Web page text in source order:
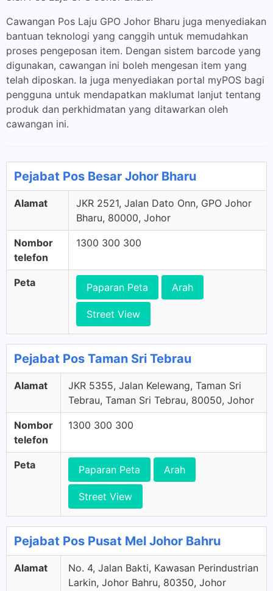
Cawangan Pos Laju GPO Johor Bharu juga menyediakan
bantuan teknologi yang canggih untuk memudahkan
proses pengeposan item. Dengan sistem barcode yang
digunakan, cawangan ini boleh mengesan item yang
telah diposkan. Ia juga menyediakan portal myPOS bagi
pengguna untuk mendapatkan maklumat lanjut tentang
produk dan perkhidmatan yang ditawarkan oleh
cawangan ini.
Pejabat Pos Besar Johor Bharu
Alamat
JKR 2521, Jalan Dato Onn, GPO Johor
Bharu, 80000, Johor
Nombor
telefon
1300 300 300
Peta Paparan Peta Arah
Street View
Pejabat Pos Taman Sri Tebrau
Alamat
JKR 5355, Jalan Kelewang, Taman Sri
Tebrau, Taman Sri Tebrau, 80050, Johor
Nombor
telefon
1300 300 300
Peta Paparan Peta Arah
Street View
Pejabat Pos Pusat Mel Johor Bahru
Alamat
No. 4, Jalan Bakti, Kawasan Perindustrian
Larkin, Johor Bahru, 80350, Johor